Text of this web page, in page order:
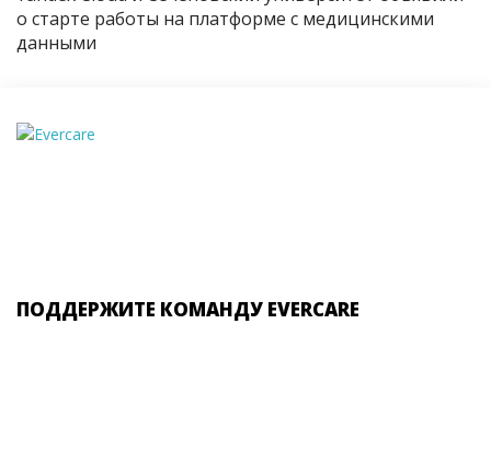
о старте работы на платформе с медицинскими
данными
ПОДДЕРЖИТЕ КОМАНДУ EVERCARE